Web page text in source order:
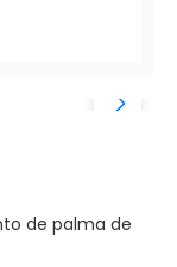
de palma de